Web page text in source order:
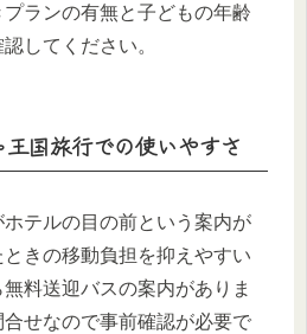
ランの有無と子どもの年齢
してください。
国旅行での使いやすさ
テルの目の前という案内が
きの移動負担を抑えやすい
料送迎バスの案内がありま
せなので事前確認が必要で